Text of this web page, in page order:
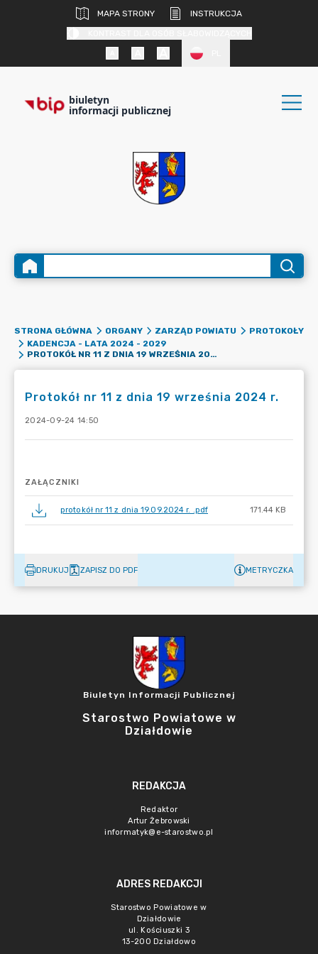
MAPA STRONY
INSTRUKCJA
biuletyn
informacji publicznej
STRONA GŁÓWNA ORGANY ZARZĄD POWIATU
PROTOKOŁY
KADENCJA - LATA 2024 - 2029
PROTOKÓŁ NR 11 Z DNIA 19 WRZEŚNIA 2024 R.
Protokół nr 11 z dnia 19 września 2024 r.
2024-09-24 14:50
ZAŁĄCZNIKI
protokół nr 11 z dnia 19.09.2024 r. .pdf 171.44 KB
DRUKUJ ZAPISZ DO PDF METRYCZKA
Biuletyn Informacji Publicznej
Starostwo Powiatowe w
Działdowie
REDAKCJA
Redaktor
Artur Żebrowski
informatyk@e-starostwo.pl
ADRES REDAKCJI
Starostwo Powiatowe w
Działdowie
ul. Kościuszki 3
13-200 Działdowo